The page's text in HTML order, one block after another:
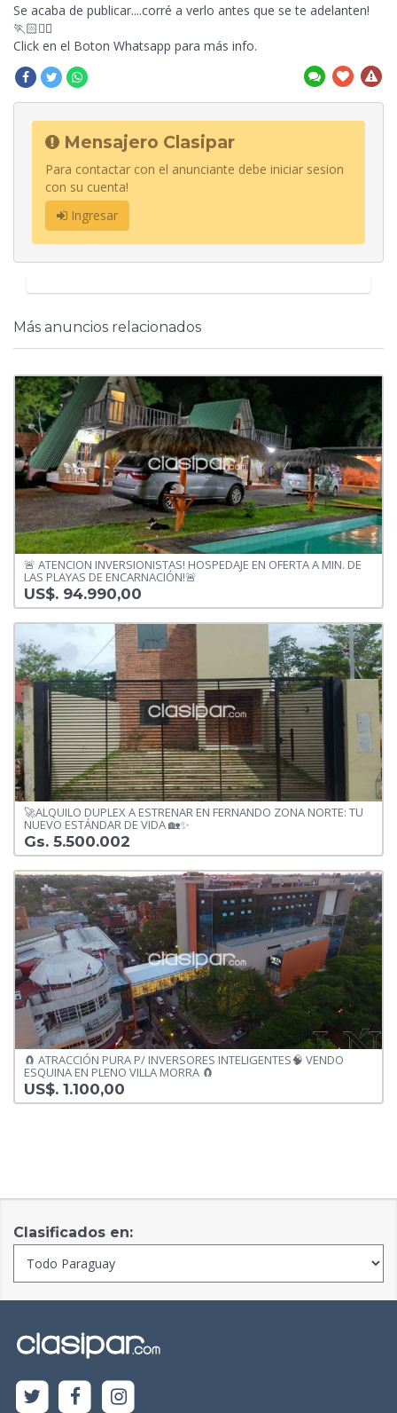
Se acaba de publicar....corré a verlo antes que se te adelanten!
🏃🏻🏃‍♀️
Click en el Boton Whatsapp para más info.
Mensajero Clasipar
Para contactar con el anunciante debe iniciar sesion
con su cuenta!
Ingresar
Más anuncios relacionados
🚨 ATENCION INVERSIONISTAS! HOSPEDAJE EN OFERTA A MIN. DE
LAS PLAYAS DE ENCARNACIÓN!🚨
US$. 94.990,00
🚀ALQUILO DUPLEX A ESTRENAR EN FERNANDO ZONA NORTE: TU
NUEVO ESTÁNDAR DE VIDA 🏡✨
Gs. 5.500.002
🧲 ATRACCIÓN PURA P/ INVERSORES INTELIGENTES🧠 VENDO
ESQUINA EN PLENO VILLA MORRA 🧲
US$. 1.100,00
Clasificados en: